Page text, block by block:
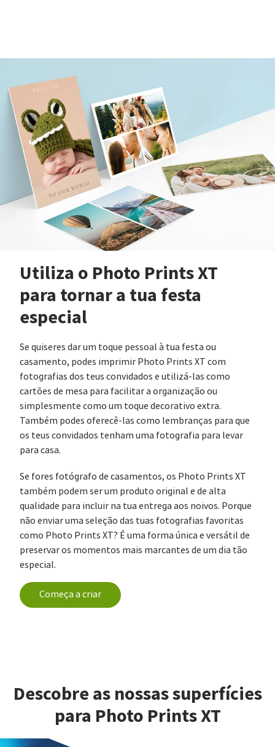
Utiliza o Photo Prints XT
para tornar a tua festa
especial
Se quiseres dar um toque pessoal à tua festa ou
casamento, podes imprimir Photo Prints XT com
fotografias dos teus convidados e utilizá-las como
cartões de mesa para facilitar a organização ou
simplesmente como um toque decorativo extra.
Também podes oferecê-las como lembranças para que
os teus convidados tenham uma fotografia para levar
para casa.
Se fores fotógrafo de casamentos, os Photo Prints XT
também podem ser um produto original e de alta
qualidade para incluir na tua entrega aos noivos. Porque
não enviar uma seleção das tuas fotografias favoritas
como Photo Prints XT? É uma forma única e versátil de
preservar os momentos mais marcantes de um dia tão
especial.
Começa a criar
Descobre as nossas superfícies
para Photo Prints XT